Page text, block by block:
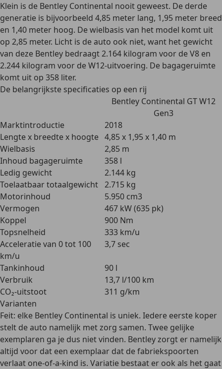
Klein is de Bentley Continental nooit geweest. De derde
generatie is bijvoorbeeld 4,85 meter lang, 1,95 meter breed
en 1,40 meter hoog. De wielbasis van het model komt uit
op 2,85 meter. Licht is de auto ook niet, want het gewicht
van deze Bentley bedraagt 2.164 kilogram voor de V8 en
2.244 kilogram voor de W12-uitvoering. De bagageruimte
komt uit op 358 liter.
De belangrijkste specificaties op een rij
Bentley Continental GT W12
Gen3
Marktintroductie
2018
Lengte x breedte x hoogte 4,85 x 1,95 x 1,40 m
Wielbasis
2,85 m
Inhoud bagageruimte
358 l
Ledig gewicht
2.144 kg
Toelaatbaar totaalgewicht 2.715 kg
Motorinhoud
5.950 cm3
Vermogen
467 kW (635 pk)
Koppel
900 Nm
Topsnelheid
333 km/u
Acceleratie van 0 tot 100
km/u
3,7 sec
Tankinhoud
90 l
Verbruik
13,7 l/100 km
CO₂-uitstoot
311 g/km
Varianten
Feit: elke Bentley Continental is uniek. Iedere eerste koper
stelt de auto namelijk met zorg samen. Twee gelijke
exemplaren ga je dus niet vinden. Bentley zorgt er namelijk
altijd voor dat een exemplaar dat de fabriekspoorten
verlaat one-of-a-kind is. Variatie bestaat er ook als het gaat